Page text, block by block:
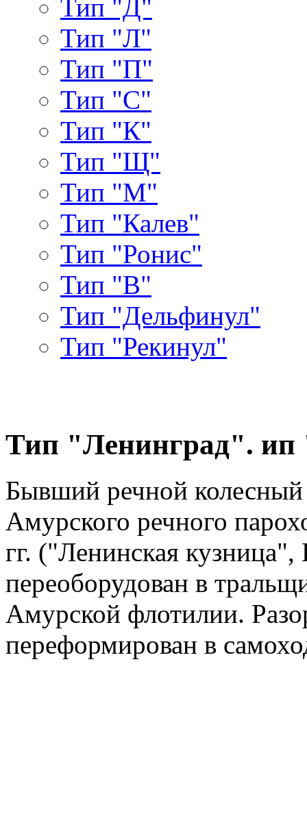
Тип "Д"
Тип "Л"
Тип "П"
Тип "С"
Тип "К"
Тип "Щ"
Тип "М"
Тип "Калев"
Тип "Ронис"
Тип "В"
Тип "Дельфинул"
Тип "Рекинул"
Тип "Ленинград". ип
Бывший речной
Амурского речного
гг. ("Ленинская
переоборудован в
Амурской флотилии.
переформирован в